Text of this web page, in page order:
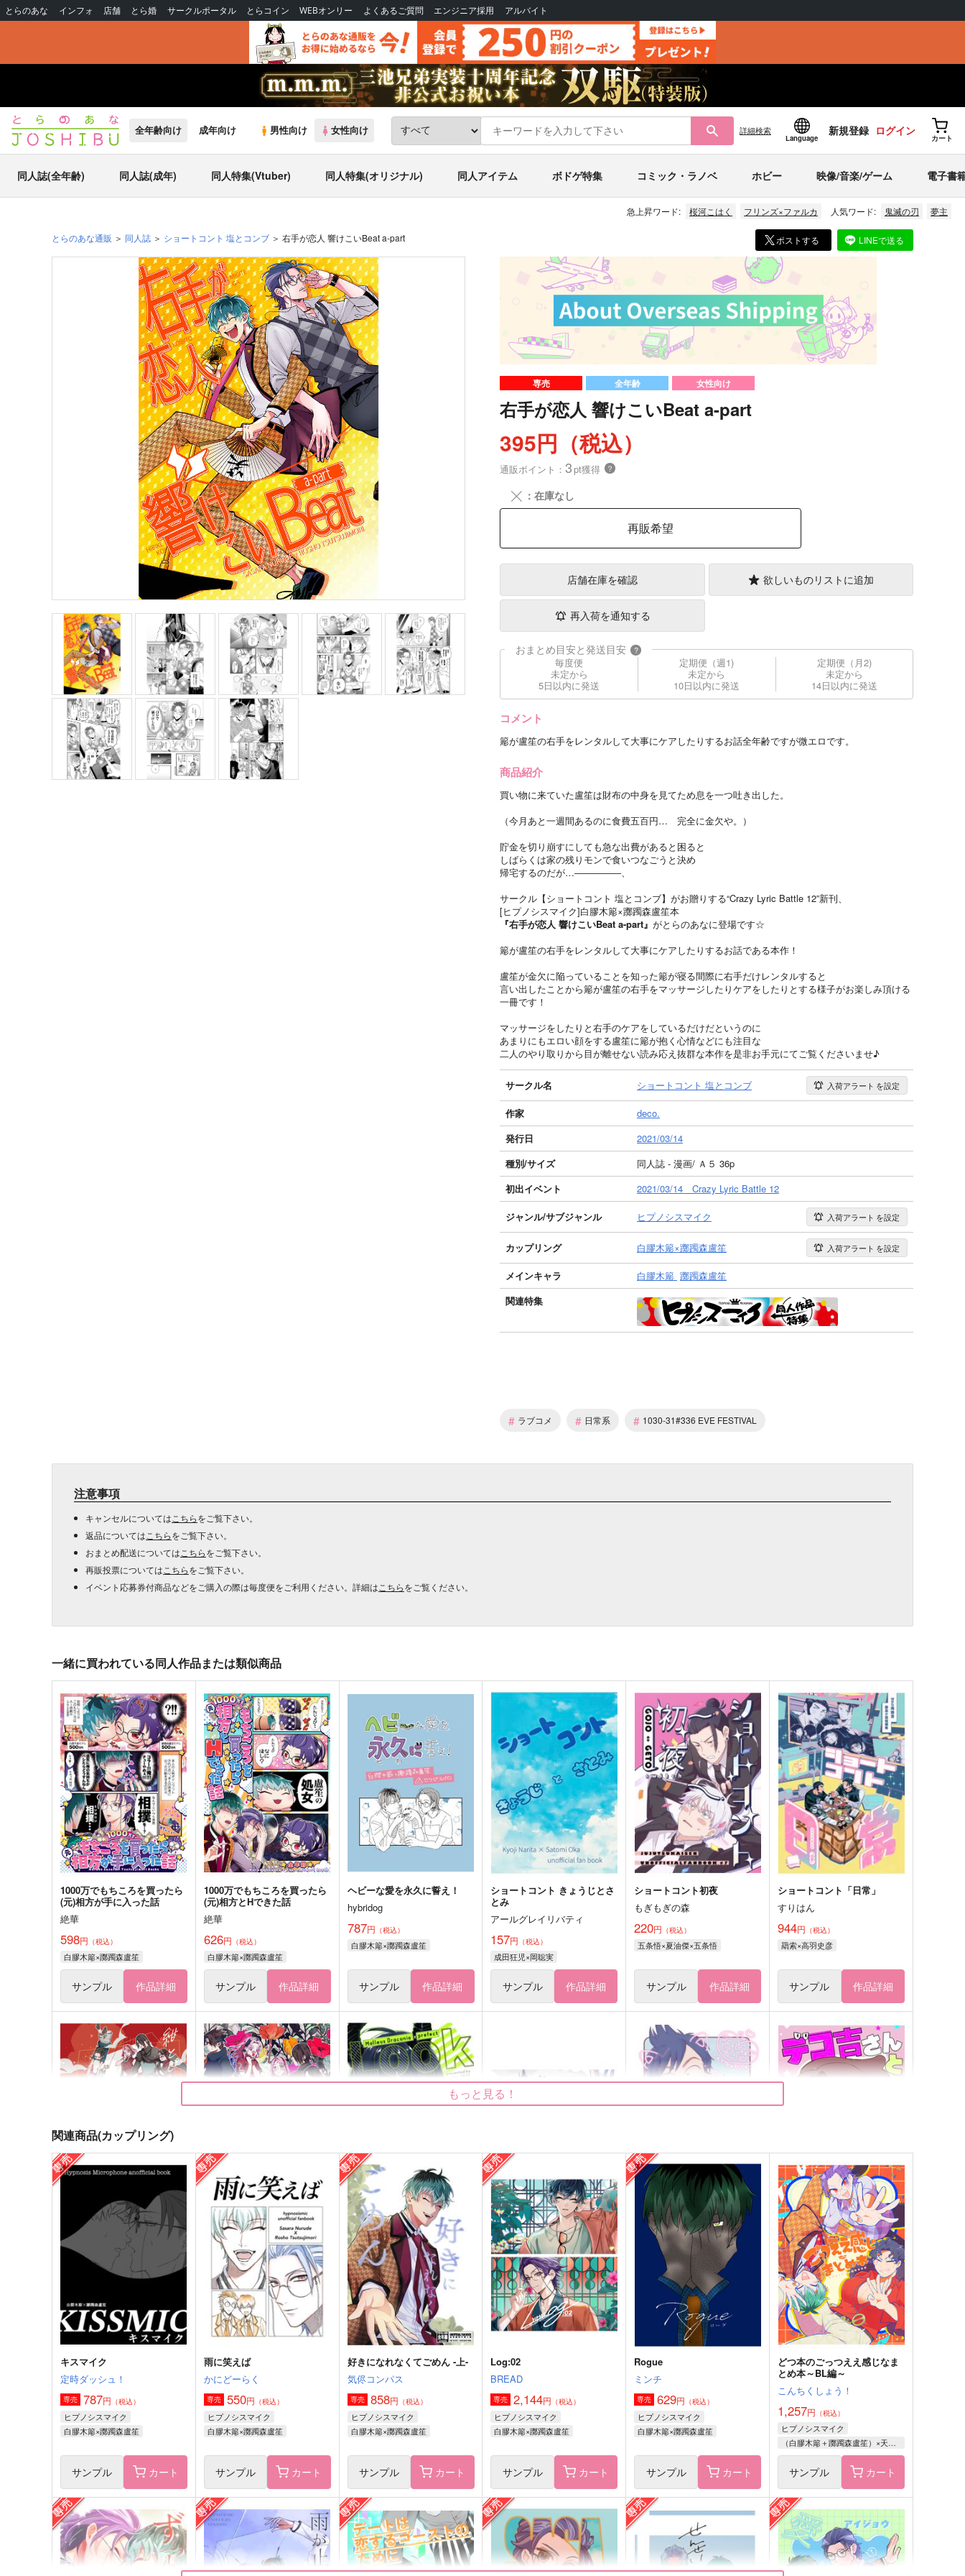
とらのあな インフォ 店舗 とら婚 サークルポータル とらコイン WEBオンリー よくあるご質問 エンジニア採用 アルバイト
全年齢向け 成年向け 男性向け 女性向け 詳細検索
Language
新規登録 ログイン
カート
同人誌(全年齢) 同人誌(成年) 同人特集(Vtuber) 同人特集(オリジナル) 同人アイテム ボドゲ特集 コミック・ラノベ ホビー 映像/音楽/ゲーム 電子書
急上昇ワード: 桜河こはく フリンズ×ファルカ 人気ワード: 鬼滅の刃 夢主
とらのあな通販 同人誌 ショートコント 塩とコンブ 右手が恋人 響けこいBeat a-part ポストする LINEで送る
専売 全年齢 女性向け
右手が恋人 響けこいBeat a-part
395円（税込）
通販ポイント： 3pt獲得 ？
╳ ：在庫なし
再販希望
店舗在庫を確認 欲しいものリストに追加
再入荷を通知する
おまとめ目安と発送目安 ?
毎度便
未定から
5日以内に発送
定期便（週1)
未定から
10日以内に発送
定期便（月2)
未定から
14日以内に発送
コメント
簓が盧笙の右手をレンタルして大事にケアしたりするお話全年齢ですが微エロです。
商品紹介
買い物に来ていた盧笙は財布の中身を見てため息を一つ吐き出した。
（今月あと一週間あるのに食費五百円… 完全に金欠や。）
貯金を切り崩すにしても急な出費があると困ると
しばらくは家の残りモンで食いつなごうと決め
帰宅するのだが…―――――、
サークル【ショートコント 塩とコンブ】がお贈りする“Crazy Lyric Battle 12”新刊、
[ヒプノシスマイク]白膠木簓×躑躅森盧笙本
『右手が恋人 響けこいBeat a-part』 がとらのあなに登場です☆
簓が盧笙の右手をレンタルして大事にケアしたりするお話である本作！
盧笙が金欠に陥っていることを知った簓が寝る間際に右手だけレンタルすると
言い出したことから簓が盧笙の右手をマッサージしたりケアをしたりとする様子がお楽しみ頂ける
一冊です！
マッサージをしたりと右手のケアをしているだけだというのに
あまりにもエロい顔をする盧笙に簓が抱く心情などにも注目な
二人のやり取りから目が離せない読み応え抜群な本作を是非お手元にてご覧くださいませ♪
サークル名 ショートコント 塩とコンブ 入荷アラート を設定
作家
deco.
発行日
2021/03/14
種別/サイズ
同人誌 - 漫画/ Ａ５ 36p
初出イベント
2021/03/14 Crazy Lyric Battle 12
ジャンル/サブジャンル ヒプノシスマイク 入荷アラート を設定
カップリング 白膠木簓×躑躅森盧笙 入荷アラート を設定
メインキャラ 白膠木簓 躑躅森盧笙
関連特集
# ラブコメ # 日常系 # 1030-31#336 EVE FESTIVAL
注意事項
キャンセルについては こちらをご覧下さい。
返品については こちらをご覧下さい。
おまとめ配送については こちらをご覧下さい。
再販投票については こちらをご覧下さい。
イベント応募券付商品などをご購入の際は毎度便をご利用ください。詳細は こちらをご覧ください。
一緒に買われている同人作品または類似商品
1000万でもちころを買ったら
(元)相方が手に入った話
絶華
598円 （税込）
白膠木簓×躑躅森盧笙
サンプル 作品詳細
1000万でもちころを買ったら
(元)相方とHできた話
絶華
626円 （税込）
白膠木簓×躑躅森盧笙
サンプル 作品詳細
ヘビーな愛を永久に誓え！
hybridog
787円 （税込）
白膠木簓×躑躅森盧笙
サンプル 作品詳細
ショートコント きょうじとさ
とみ
アールグレイリバティ
157円 （税込）
成田狂児×岡聡実
サンプル 作品詳細
ショートコント初夜
もぎもぎの森
220円 （税込）
五条悟×夏油傑×五条悟
サンプル 作品詳細
ショートコント「日常」
すりはん
944円 （税込）
羂索×高羽史彦
サンプル 作品詳細
紺とピンクと、そして赤。
10 web selection.
mistworld.
（税込）
サンプル 作品詳細
【オマケ付き】紺とピンク
と、そして赤。8.5~web再録
集~
mistworld.
770円 （税込）
うちはサスケ×春野サクラ
サンプル 作品詳細
Look at me!
ガロン_DECO
550円（税込）
マレウス×監督生
サンプル 作品詳細
欣然笑々～おろかのごとく～
(序)
凸凹（DECO-BOKO）
700円（税込）
浜守一郎
サンプル 作品詳細
笑う犬の青春
凸凹（DECO-BOKO）
円（税込）
綾部喜八郎×平滝夜叉丸
サンプル 作品詳細
デコ吉さんと僕
白米だいすき。
787円（税込）
山田利吉×小松田秀作
サンプル 作品詳細
ふたり暮らしと幸せごはん
こんぶや
Selfish kiss
snow salt
まほうのリップとひみつの
KISS
おやすみネバーランド
昼寝坊。
I can't beat you
キャルロット
HEART BEAT!!!
関東第弐
もっと見る！
関連商品(カップリング)
キスマイク
定時ダッシュ！
専売 787円 （税込）
ヒプノシスマイク
白膠木簓×躑躅森盧笙
サンプル カート
雨に笑えば
かにどーらく
専売 550円 （税込）
ヒプノシスマイク
白膠木簓×躑躅森盧笙
サンプル カート
好きになれなくてごめん ‐上-
気侭コンパス
専売 858円 （税込）
ヒプノシスマイク
白膠木簓×躑躅森盧笙
サンプル カート
Log:02
BREAD
専売 2,144円 （税込）
ヒプノシスマイク
白膠木簓×躑躅森盧笙
サンプル カート
Rogue
ミンチ
専売 629円 （税込）
ヒプノシスマイク
白膠木簓×躑躅森盧笙
サンプル カート
どつ本のごっつええ感じなま
とめ本～BL編～
こんちくしょう！
1,257円 （税込）
ヒプノシスマイク
（白膠木簓＋躑躅森盧笙）×天谷奴零
サンプル カート